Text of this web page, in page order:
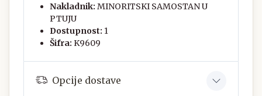
Nakladnik: MINORITSKI SAMOSTAN U
PTUJU
Dostupnost: 1
Šifra: K9609
Opcije dostave